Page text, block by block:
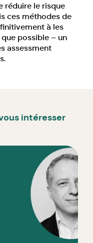
réduire le risque
ces méthodes de
à les
possible – un
assessment
intéresser